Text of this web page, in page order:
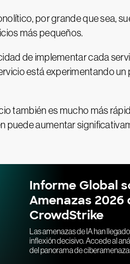
por grande que sea,
más pequeños.
de implementar cada
está experimentando
también es mucho más
puede aumentar
Informe Global
Amenazas 2026
CrowdStrike
Las amenazas de IA han
inflexión decisivo. Accede al
del panorama de